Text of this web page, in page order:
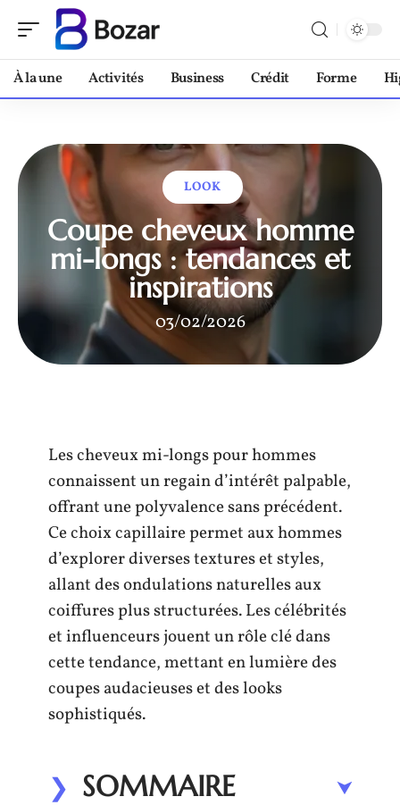
À la une Activités Business Crédit Forme
LOOK
Coupe cheveux homme
mi-longs : tendances et
inspirations
03/02/2026
Les cheveux mi-longs pour hommes
connaissent un regain d’intérêt palpable,
offrant une polyvalence sans précédent.
Ce choix capillaire permet aux hommes
d’explorer diverses textures et styles,
allant des ondulations naturelles aux
coiffures plus structurées. Les célébrités
et influenceurs jouent un rôle clé dans
cette tendance, mettant en lumière des
coupes audacieuses et des looks
sophistiqués.
SOMMAIRE